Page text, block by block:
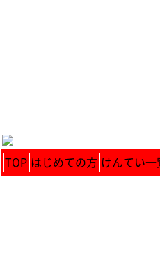
TOP はじめての方 けんてい一